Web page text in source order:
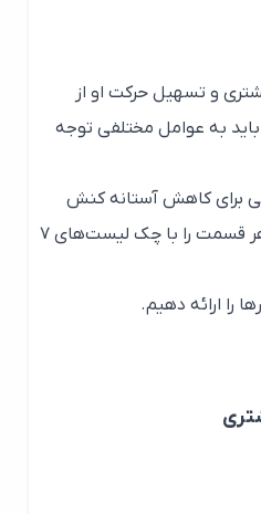
و تسهیل حرکت او از
به عوامل مختلفی توجه
کاهش آستانه کنش
مشتری خواهیم پرداخت و هر قسمت را با چک لیست‌های ۷
ارائه دهیم.